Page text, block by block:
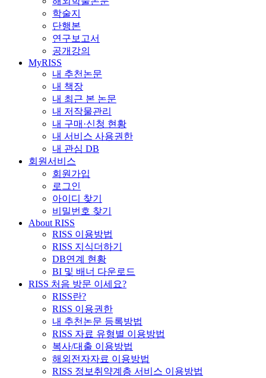
학술지
단행본
연구보고서
공개강의
MyRISS
내 추천논문
내 책장
내 최근 본 논문
내 저작물관리
내 구매·신청 현황
내 서비스 사용권한
내 관심 DB
회원서비스
회원가입
로그인
아이디 찾기
비밀번호 찾기
About RISS
RISS 이용방법
RISS 지식더하기
DB연계 현황
BI 및 배너 다운로드
RISS 처음 방문 이세요?
RISS란?
RISS 이용권한
내 추천논문 등록방법
RISS 자료 유형별 이용방법
복사/대출 이용방법
해외전자자료 이용방법
RISS 정보취약계층 서비스 이용방법